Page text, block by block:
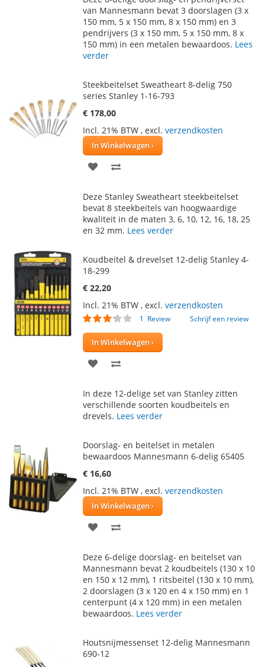
AAN
VERLANGLIJST
TE
VERGELIJKEN
van Mannesmann bevat 3 doorslagen (3 x
150 mm, 5 x 150 mm, 8 x 150 mm) en 3
pendrijvers (3 x 150 mm, 5 x 150 mm, 8 x
150 mm) in een metalen bewaardoos. Lees
verder
Steekbeitelset Sweatheart 8-delig 750
series Stanley 1-16-793
€ 178,00
Incl. 21% BTW , excl. verzendkosten
In Winkelwagen
VOEG
AAN
VERLANGLIJST
TE
VERGELIJKEN
Deze Stanley Sweatheart steekbeitelset
bevat 8 steekbeitels van hoogwaardige
kwaliteit in de maten 3, 6, 10, 12, 16, 18, 25
en 32 mm. Lees verder
Koudbeitel & drevelset 12-delig Stanley 4-
18-299
€ 22,20
Incl. 21% BTW , excl. verzendkosten
Waardering:
1 Review Schrijf een review
In Winkelwagen
VOEG
AAN TE
In deze 12-delige set van Stanley zitten
verschillende soorten koudbeitels en
drevels. Lees verder
Doorslag- en beitelset in metalen
bewaardoos Mannesmann 6-delig 65405
€ 16,60
Incl. 21% BTW , excl. verzendkosten
In Winkelwagen
VOEG
AAN
VERLANGLIJST
TE
VERGELIJKEN
Deze 6-delige doorslag- en beitelset van
Mannesmann bevat 2 koudbeitels (130 x 10
en 150 x 12 mm), 1 ritsbeitel (130 x 10 mm),
2 doorslagen (3 x 120 en 4 x 150 mm) en 1
centerpunt (4 x 120 mm) in een metalen
bewaardoos. Lees verder
Houtsnijmessenset 12-delig Mannesmann
690-12